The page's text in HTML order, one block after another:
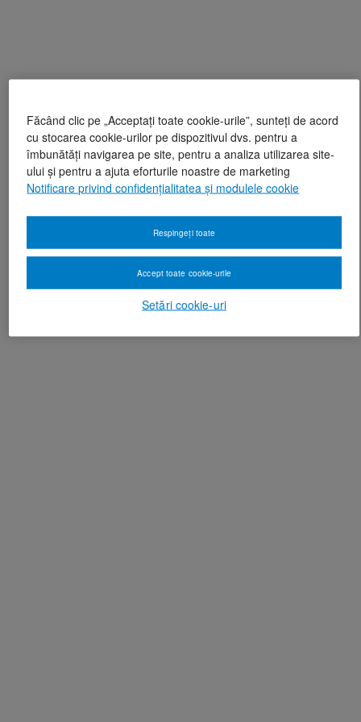
Făcând clic pe „Acceptați toate cookie-urile”, sunteți de acord
cu stocarea cookie-urilor pe dispozitivul dvs. pentru a
îmbunătăți navigarea pe site, pentru a analiza utilizarea site-
ului și pentru a ajuta eforturile noastre de marketing
Notificare privind confidențialitatea și modulele cookie
Setări cookie-uri
Respingeți toate
Accept toate cookie-urile